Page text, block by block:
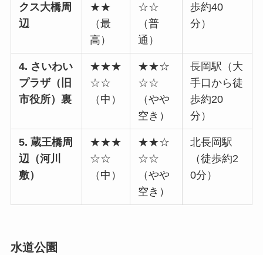
クス大橋周
辺
★★
（最
高）
☆☆
（普
通）
歩約40
分）
4. さいわい
プラザ（旧
市役所）裏
★★★
☆☆
（中）
★★☆
☆☆
（やや
空き）
長岡駅（大
手口から徒
歩約20
分）
5. 蔵王橋周
辺（河川
敷）
★★★
☆☆
（中）
★★☆
☆☆
（やや
空き）
北長岡駅
（徒歩約2
0分）
水道公園